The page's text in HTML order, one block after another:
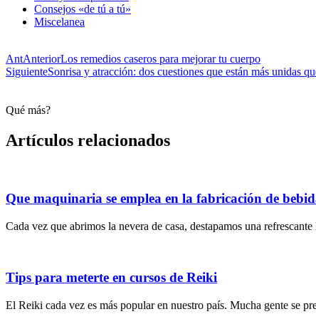
Consejos «de tú a tú»
Miscelanea
AntAnteriorLos remedios caseros para mejorar tu cuerpo
SiguienteSonrisa y atracción: dos cuestiones que están más unidas
Qué más?
Artículos relacionados
Que maquinaria se emplea en la fabricación de
Cada vez que abrimos la nevera de casa, destapamos una
Tips para meterte en cursos de Reiki
El Reiki cada vez es más popular en nuestro país. Mucha gente se